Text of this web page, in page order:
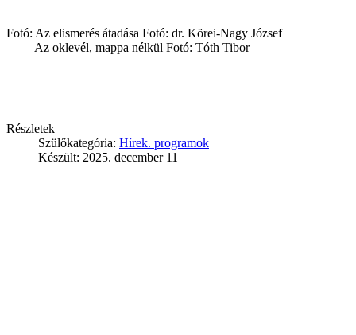
Fotó: Az elismerés átadása Fotó: dr. Körei-Nagy József
Az oklevél, mappa nélkül Fotó: Tóth Tibor
Részletek
Szülőkategória: Hírek. programok
Készült: 2025. december 11